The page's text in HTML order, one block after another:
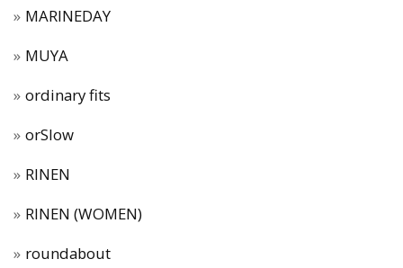
MARINEDAY
MUYA
ordinary fits
orSlow
RINEN
RINEN (WOMEN)
roundabout